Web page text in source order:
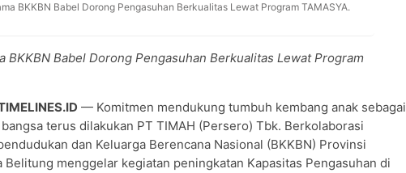
BKKBN Babel Dorong Pengasuhan Berkualitas Lewat Program TAMASYA.
BKKBN Babel Dorong Pengasuhan Berkualitas Lewat Program
— Komitmen mendukung tumbuh kembang anak sebagai
terus dilakukan PT TIMAH (Persero) Tbk. Berkolaborasi
dan Keluarga Berencana Nasional (BKKBN) Provinsi
Belitung menggelar kegiatan peningkatan Kapasitas Pengasuhan di